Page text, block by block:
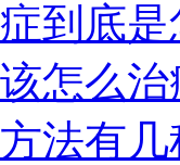
到底
怎么治
法有